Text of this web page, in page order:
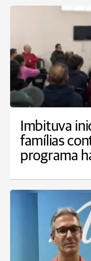
Imbituva
famílias
programa